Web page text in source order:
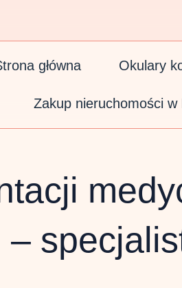
główna Okulary
Zakup nieruchomości w